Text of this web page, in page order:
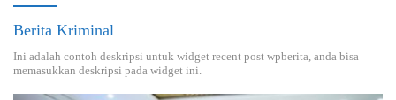
Berita Kriminal
Ini adalah contoh deskripsi untuk widget recent post wpberita, anda bisa
memasukkan deskripsi pada widget ini.